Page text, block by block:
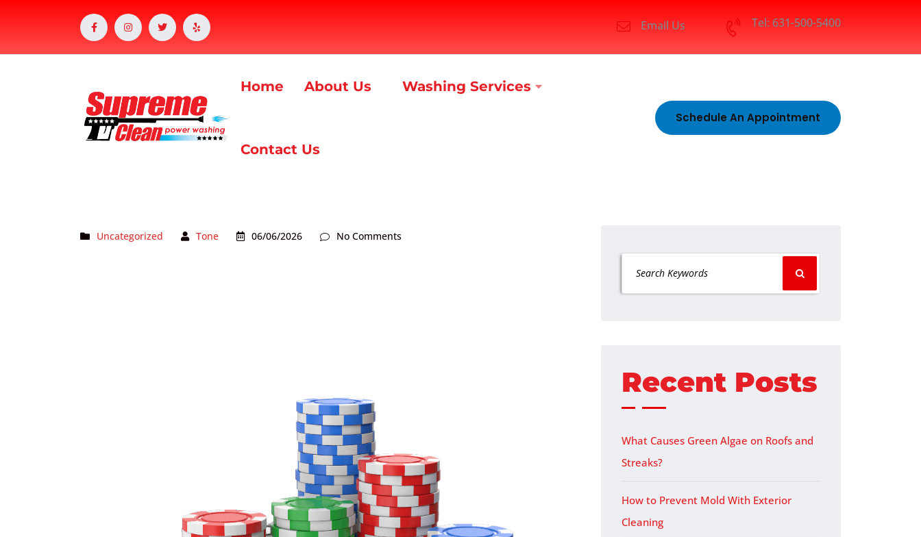
Email Us Tel: 631-500-5400
Home About Us Washing Services
Contact Us
Schedule An Appointment
Uncategorized Tone 06/06/2026 No Comments
Recent Posts
What Causes Green Algae on Roofs and
Streaks?
How to Prevent Mold With Exterior
Cleaning